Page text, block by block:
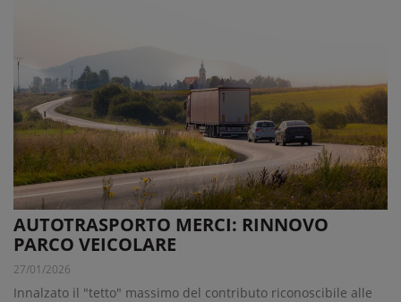
AUTOTRASPORTO MERCI: RINNOVO
PARCO VEICOLARE
27/01/2026
Innalzato il "tetto" massimo del contributo riconoscibile alle